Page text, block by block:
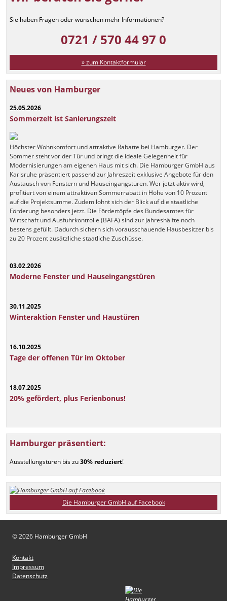
Sie haben Fragen oder wünschen mehr Informationen?
0721 / 570 44 97 0
» zum Kontaktformular
Neues von Hamburger
25.05.2026
Sommerzeit ist Sanierungszeit
Höchster Wohnkomfort und attraktive Rabatte bei Hamburger. Der
Sommer steht vor der Tür und bringt die ideale Gelegenheit für
Modernisierungen am eigenen Haus mit sich. Die Hamburger GmbH aus
Karlsruhe präsentiert passend zur Jahreszeit exklusive Angebote für den
Austausch von Fenstern und Hauseingangstüren. Wer jetzt aktiv wird,
profitiert von einem attraktiven Sommerrabatt in Höhe von 10 Prozent
auf die Projektsumme. Zudem lohnt sich der Blick auf die staatliche
Förderung besonders jetzt. Die Fördertöpfe des Bundesamtes für
Wirtschaft und Ausfuhrkontrolle (BAFA) sind zur Jahreshälfte noch
bestens gefüllt. Dadurch sichern sich vorausschauende Hausbesitzer bis
zu 20 Prozent zusätzliche staatliche Zuschüsse.
03.02.2026
Moderne Fenster und Hauseingangstüren
30.11.2025
Winteraktion Fenster und Haustüren
16.10.2025
Tage der offenen Tür im Oktober
18.07.2025
20% gefördert, plus Ferienbonus!
Hamburger präsentiert:
Ausstellungstüren bis zu30% reduziert!
Die Hamburger GmbH auf Facebook
© 2026 Hamburger GmbH
Kontakt
Impressum
Datenschutz